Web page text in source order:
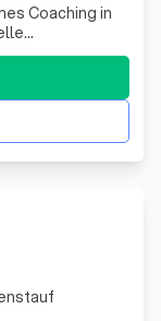
Coaching in
des Lebens
von Ulrike
mit